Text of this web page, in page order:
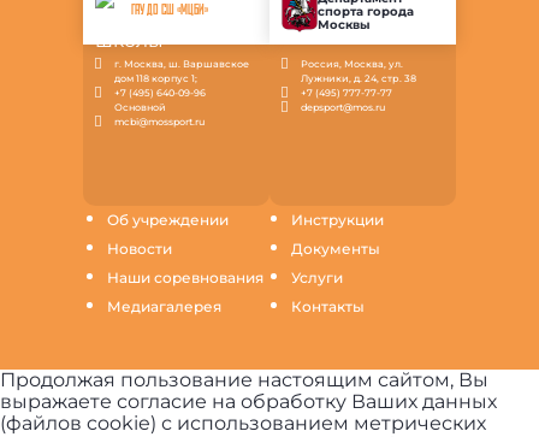
Об учреждении
Новости
Наши соревнования
Медиагалерея
Инструкции
Документы
Услуги
Контакты
ГАУ ДО СШ «МЦБИ»
г. Москва, ш. Варшавское
дом 118 корпус 1;
+7 (495) 640-09-96
Основной
mcbi@mossport.ru
спорта города
Москвы
Россия, Москва, ул.
Лужники, д. 24, стр. 38
+7 (495) 777-77-77
depsport@mos.ru
Продолжая пользование настоящим сайтом, Вы
выражаете согласие на обработку Ваших данных
(файлов cookie) с использованием метрических